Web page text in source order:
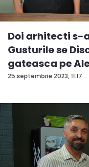
25 septembrie 2023, 11:17
Doi arhitecti s-
Gusturile se
gateasca pe
...